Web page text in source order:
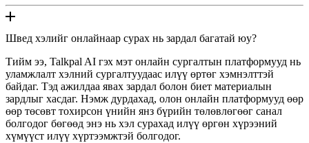
Швед хэлийг онлайнаар сурах нь зардал багатай юу?
Тийм ээ, Talkpal AI гэх мэт онлайн сургалтын платформууд нь
уламжлалт хэлний сургалтуудаас илүү өртөг хэмнэлттэй
байдаг. Тэд ажилдаа явах зардал болон биет материалын
зардлыг хасдаг. Нэмж дурдахад, олон онлайн платформууд өөр
өөр төсөвт тохирсон үнийн янз бүрийн төлөвлөгөөг санал
болгодог бөгөөд энэ нь хэл сурахад илүү өргөн хүрээний
хүмүүст илүү хүртээмжтэй болгодог.